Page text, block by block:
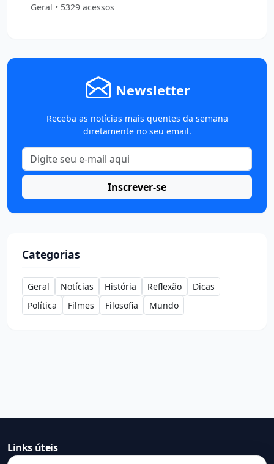
Geral • 5329 acessos
Newsletter
Receba as notícias mais quentes da semana
diretamente no seu email.
Inscrever-se
Categorias
Geral Notícias História Reflexão
Dicas
Política
Filmes Filosofia Mundo
Links úteis